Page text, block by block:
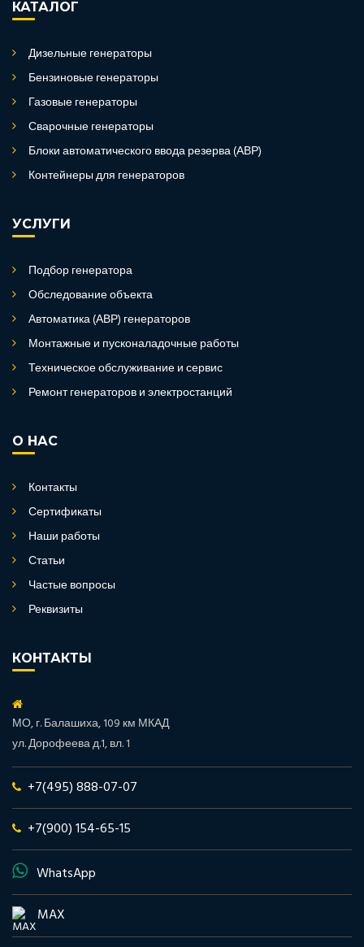
КАТАЛОГ
Дизельные генераторы
Бензиновые генераторы
Газовые генераторы
Сварочные генераторы
Блоки автоматического ввода резерва (АВР)
Контейнеры для генераторов
УСЛУГИ
Подбор генератора
Обследование объекта
Автоматика (АВР) генераторов
Монтажные и пусконаладочные работы
Техническое обслуживание и сервис
Ремонт генераторов и электростанций
О НАС
Контакты
Сертификаты
Наши работы
Статьи
Частые вопросы
Реквизиты
КОНТАКТЫ
МО, г. Балашиха, 109 км МКАД
ул. Дорофеева д.1, вл. 1
+7(495) 888-07-07
+7(900) 154-65-15
WhatsApp
MAX